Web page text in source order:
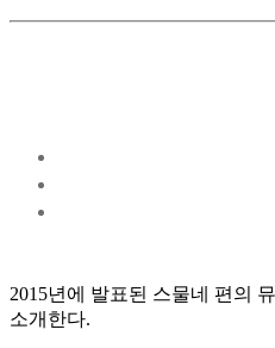
2015년에 발표된 스물네 편의
소개한다.